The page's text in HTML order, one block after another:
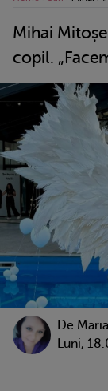
Mihai
copil.
De
Luni,